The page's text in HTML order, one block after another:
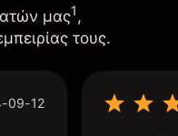
μας1,
τους.
09-12